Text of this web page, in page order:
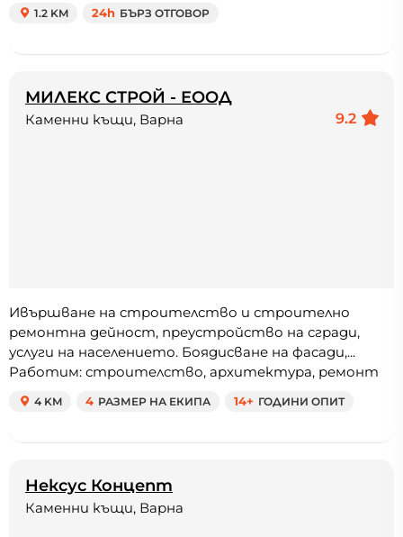
1.2 KM 24h БЪРЗ ОТГОВОР
МИЛЕКС СТРОЙ - ЕООД
9.2
Каменни къщи, Варна
Ивършване на строителство и строително
ремонтна дейност, преустройство на сгради,
услуги на населението. Боядисване на фасади,...
Работим: строителство, архитектура, ремонт
4 KM 4 РАЗМЕР НА ЕКИПА 14+ ГОДИНИ ОПИТ
Нексус Концепт
Каменни къщи, Варна